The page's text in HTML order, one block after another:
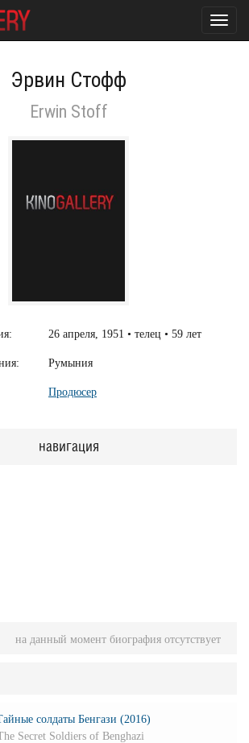
Эрвин Стофф
Erwin Stoff
26 апреля, 1951 • телец • 59 лет
Румыния
Продюсер
навигация
на данный момент биография отсутствует
солдаты Бенгази (2016)
Secret Soldiers of Benghazi